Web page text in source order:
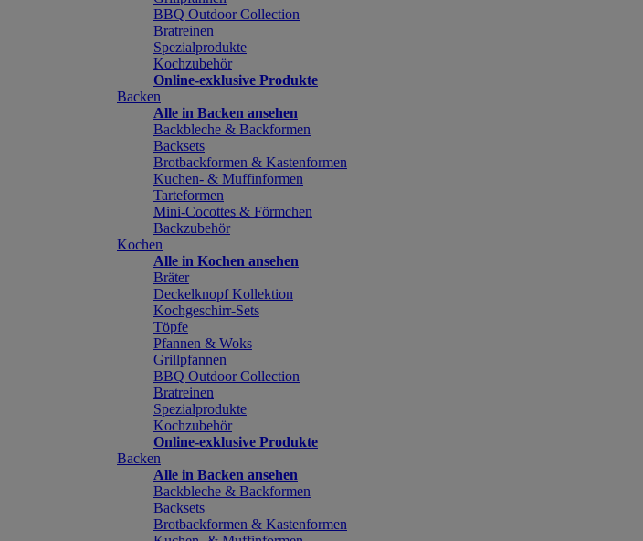
BBQ Outdoor Collection
Bratreinen
Spezialprodukte
Kochzubehör
Online-exklusive Produkte
Backen
Alle in Backen ansehen
Backbleche & Backformen
Backsets
Brotbackformen & Kastenformen
Kuchen- & Muffinformen
Tarteformen
Mini-Cocottes & Förmchen
Backzubehör
Kochen
Alle in Kochen ansehen
Bräter
Deckelknopf Kollektion
Kochgeschirr-Sets
Töpfe
Pfannen & Woks
Grillpfannen
BBQ Outdoor Collection
Bratreinen
Spezialprodukte
Kochzubehör
Online-exklusive Produkte
Backen
Alle in Backen ansehen
Backbleche & Backformen
Backsets
Brotbackformen & Kastenformen